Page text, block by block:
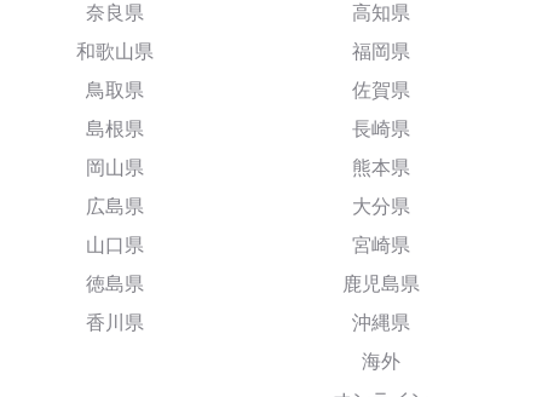
奈良県
和歌山県
鳥取県
島根県
岡山県
広島県
山口県
徳島県
香川県
高知県
福岡県
佐賀県
長崎県
熊本県
大分県
宮崎県
鹿児島県
沖縄県
海外